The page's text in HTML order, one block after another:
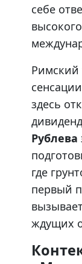
себе
Римский
здесь
Рублева
где
первый
ждущих